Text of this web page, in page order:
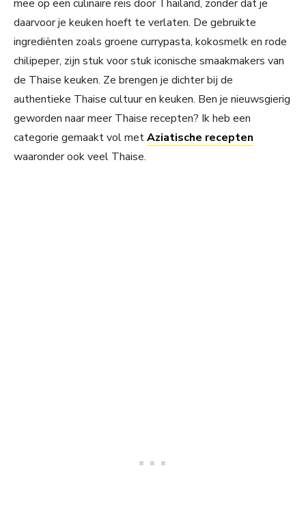
mee op een culinaire reis door Thailand, zonder dat je
daarvoor je keuken hoeft te verlaten. De gebruikte
ingrediënten zoals groene currypasta, kokosmelk en rode
chilipeper, zijn stuk voor stuk iconische smaakmakers van
de Thaise keuken. Ze brengen je dichter bij de
authentieke Thaise cultuur en keuken. Ben je nieuwsgierig
geworden naar meer Thaise recepten? Ik heb een
categorie gemaakt vol metAziatische recepten
waaronder ook veel Thaise.